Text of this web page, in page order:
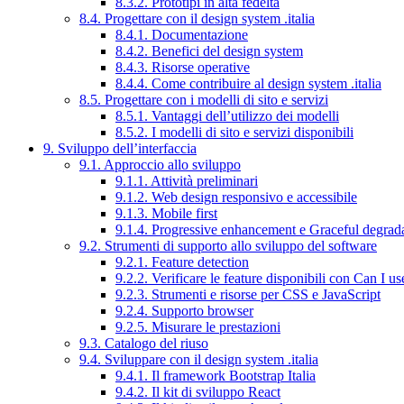
8.4. Progettare con il design system .italia
8.4.1. Documentazione
8.4.2. Benefici del design system
8.4.3. Risorse operative
8.4.4. Come contribuire al design system .italia
8.5. Progettare con i modelli di sito e servizi
8.5.1. Vantaggi dell’utilizzo dei modelli
8.5.2. I modelli di sito e servizi disponibili
9. Sviluppo dell’interfaccia
9.1. Approccio allo sviluppo
9.1.1. Attività preliminari
9.1.2. Web design responsivo e accessibile
9.1.3. Mobile first
9.1.4. Progressive enhancement e Graceful
9.2. Strumenti di supporto allo sviluppo del software
9.2.1. Feature detection
9.2.2. Verificare le feature disponibili con Can I
9.2.3. Strumenti e risorse per CSS e JavaScript
9.2.4. Supporto browser
9.2.5. Misurare le prestazioni
9.3. Catalogo del riuso
9.4. Sviluppare con il design system .italia
9.4.1. Il framework Bootstrap Italia
9.4.2. Il kit di sviluppo React